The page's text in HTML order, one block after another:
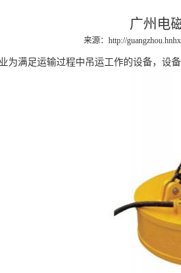
广州电
来源： http://
为满足运输过程中吊运工作的设备，设